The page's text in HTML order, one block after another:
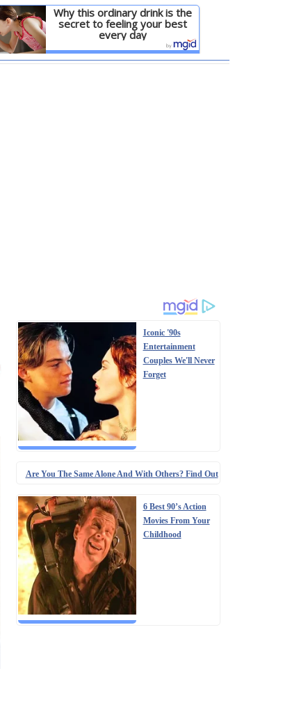
Why this ordinary drink is the
secret to feeling your best
every day
Детальніше
Iconic '90s
Entertainment
Couples We'll Never
Forget
Are You The Same Alone And With Others? Find Out
6 Best 90’s Action
Movies From Your
Childhood